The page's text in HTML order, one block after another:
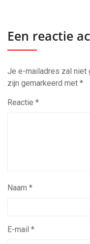
Een reactie
Je e-mailadres zal niet
zijn gemarkeerd met *
Reactie *
Naam *
E-mail *